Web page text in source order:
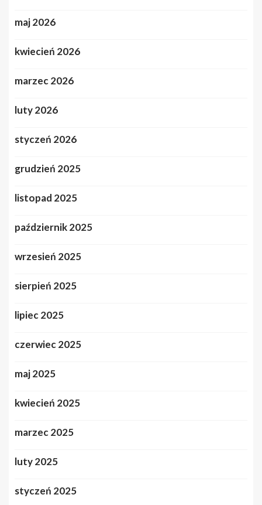
maj 2026
kwiecień 2026
marzec 2026
luty 2026
styczeń 2026
grudzień 2025
listopad 2025
październik 2025
wrzesień 2025
sierpień 2025
lipiec 2025
czerwiec 2025
maj 2025
kwiecień 2025
marzec 2025
luty 2025
styczeń 2025